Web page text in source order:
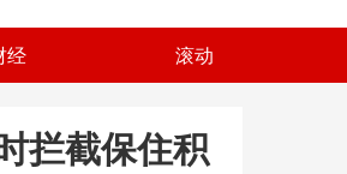
经 滚动
拦截保住积